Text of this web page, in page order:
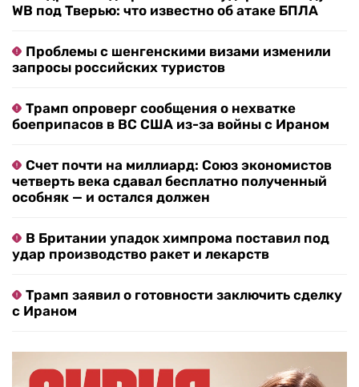
WB под Тверью: что известно об атаке БПЛА
Проблемы с шенгенскими визами изменили
запросы российских туристов
Трамп опроверг сообщения о нехватке
боеприпасов в ВС США из-за войны с Ираном
Счет почти на миллиард: Союз экономистов
четверть века сдавал бесплатно полученный
особняк — и остался должен
В Британии упадок химпрома поставил под
удар производство ракет и лекарств
Трамп заявил о готовности заключить сделку
с Ираном